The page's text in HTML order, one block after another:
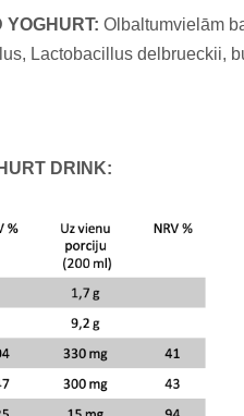
YOGHURT: Olbaltumvielām
Lactobacillus delbrueckii,
DRINK: